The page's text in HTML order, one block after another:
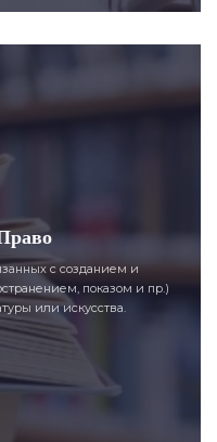
с созданием и
показом и пр.)
или искусства.